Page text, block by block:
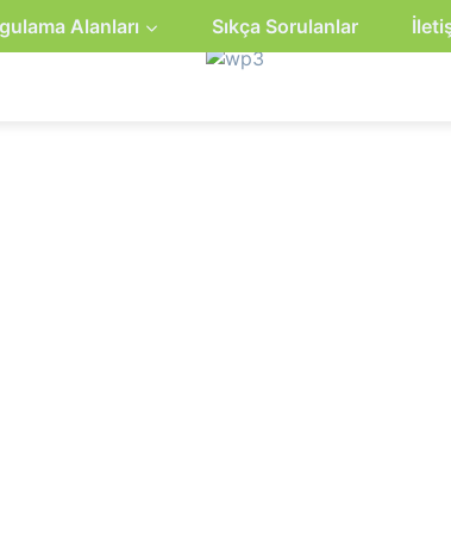
Alanları Sıkça Sorulanlar